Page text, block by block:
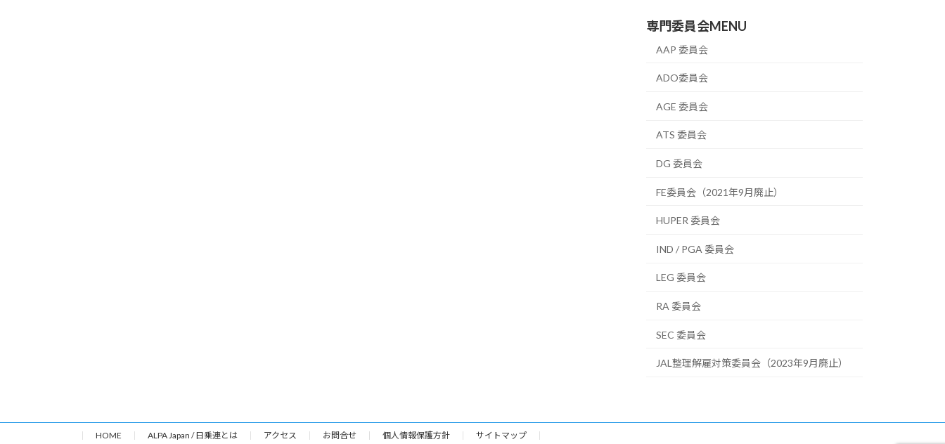
専門委員会MENU
AAP 委員会
ADO委員会
AGE 委員会
ATS 委員会
DG 委員会
FE委員会（2021年9月廃止）
HUPER 委員会
IND / PGA 委員会
LEG 委員会
RA 委員会
SEC 委員会
JAL整理解雇対策委員会（2023年9月廃止）
HOME ALPA Japan / 日乗連とは アクセス お問合せ 個人情報保護方針 サイトマップ